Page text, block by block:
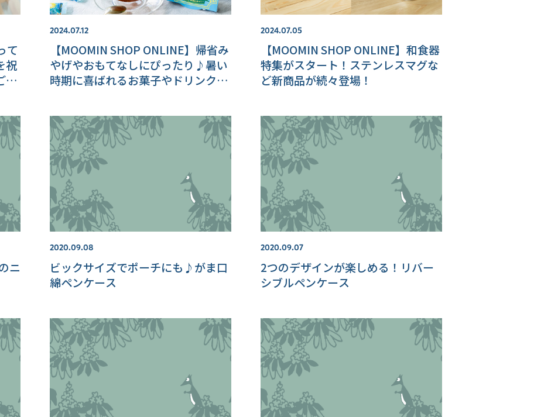
て
祝
紹
2024.07.12
【MOOMIN SHOP ONLINE】帰省み
やげやおもてなしにぴったり♪暑い
時期に喜ばれるお菓子やドリンクを
2024.07.05
【MOOMIN SHOP ONLINE】和食器
特集がスタート！ステンレスマグな
ど新商品が続々登場！
ニ
2020.09.08
ビックサイズでポーチにも♪がま口
綿ペンケース
2020.09.07
2つのデザインが楽しめる！リバー
シブルペンケース